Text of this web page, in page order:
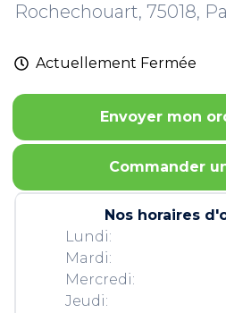
Rochechouart, 75018,
Actuellement Fermée
Envoyer mon
Commander
Nos horaires
Lundi:
Mardi:
Mercredi:
Jeudi: